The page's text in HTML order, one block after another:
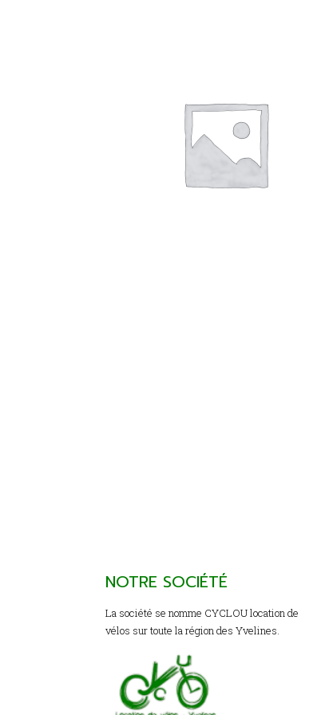
NOTRE SOCIÉTÉ
La société se nomme CYCLOU location de
vélos sur toute la région des Yvelines.